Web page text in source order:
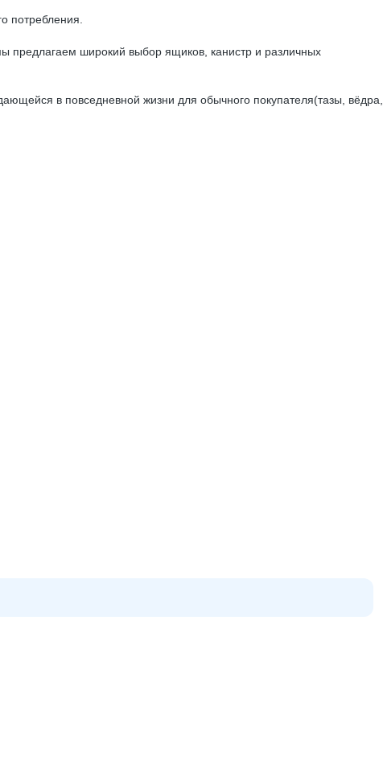
потребления.
широкий выбор ящиков, канистр и различных
в повседневной жизни для обычного покупателя(тазы, вёдра,